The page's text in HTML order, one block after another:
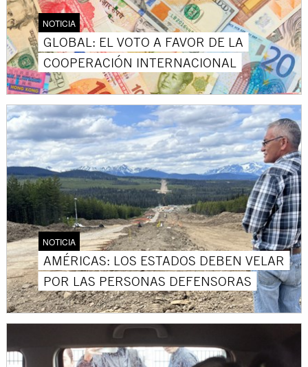
NOTICIA
GLOBAL: EL VOTO A FAVOR DE LA
COOPERACIÓN INTERNACIONAL
NOTICIA
AMÉRICAS: LOS ESTADOS DEBEN VELAR
POR LAS PERSONAS DEFENSORAS